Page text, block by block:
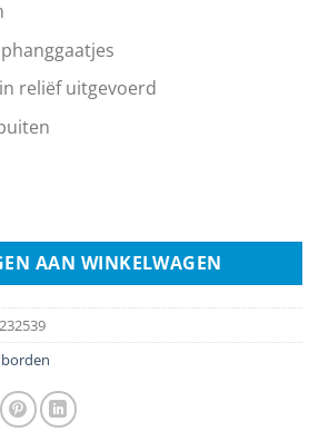
reliëf uitgevoerd
aantal
AAN WINKELWAGEN